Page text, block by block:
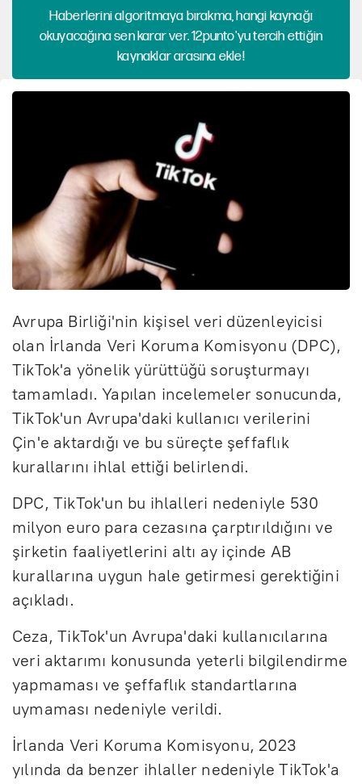
Haberlerini algoritmaya bırakma, hangi kaynağı
okuyacağına sen karar ver. 12punto'yu tercih ettiğin
kaynaklar arasına ekle!
Avrupa Birliği'nin kişisel veri düzenleyicisi
olan İrlanda Veri Koruma Komisyonu (DPC),
TikTok'a yönelik yürüttüğü soruşturmayı
tamamladı. Yapılan incelemeler sonucunda,
TikTok'un Avrupa'daki kullanıcı verilerini
Çin'e aktardığı ve bu süreçte şeffaflık
kurallarını ihlal ettiği belirlendi.
DPC, TikTok'un bu ihlalleri nedeniyle 530
milyon euro para cezasına çarptırıldığını ve
şirketin faaliyetlerini altı ay içinde AB
kurallarına uygun hale getirmesi gerektiğini
açıkladı.
Ceza, TikTok'un Avrupa'daki kullanıcılarına
veri aktarımı konusunda yeterli bilgilendirme
yapmaması ve şeffaflık standartlarına
uymaması nedeniyle verildi.
İrlanda Veri Koruma Komisyonu, 2023
yılında da benzer ihlaller nedeniyle TikTok'a